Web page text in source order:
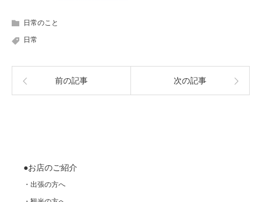
日常のこと
日常
前の記事 次の記事
●お店のご紹介
・出張の方へ